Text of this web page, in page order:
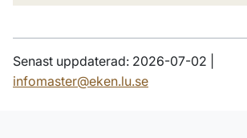
Senast uppdaterad: 2026-07-02 |
infomaster@eken.lu.se